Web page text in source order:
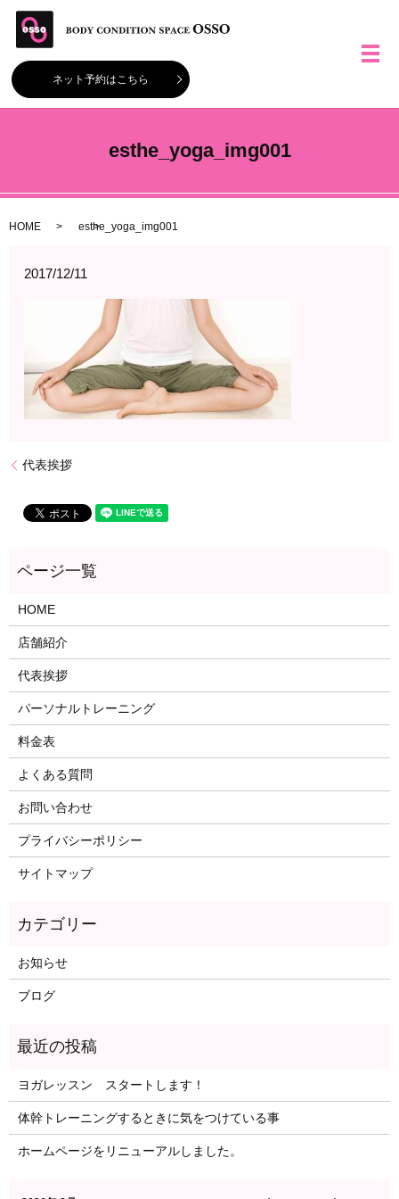
ネット予約はこちら
メ
esthe_yoga_img001
HOME esthe_yoga_img001
2017/12/11
代表挨拶
HOME
店舗紹介
代表挨拶
パーソナルトレーニング
料金表
よくある質問
お問い合わせ
プライバシーポリシー
サイトマップ
お知らせ
ブログ
ヨガレッスン スタートします！
体幹トレーニングするときに気をつけている事
ホームページをリニューアルしました。